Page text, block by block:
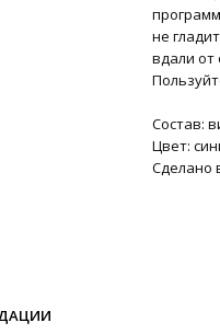
не
вдали от
Состав:
Цвет:
Сделано